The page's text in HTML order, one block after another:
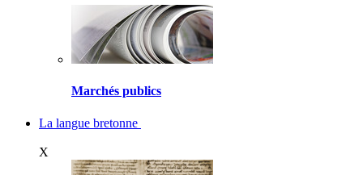
Marchés publics
La langue bretonne
X